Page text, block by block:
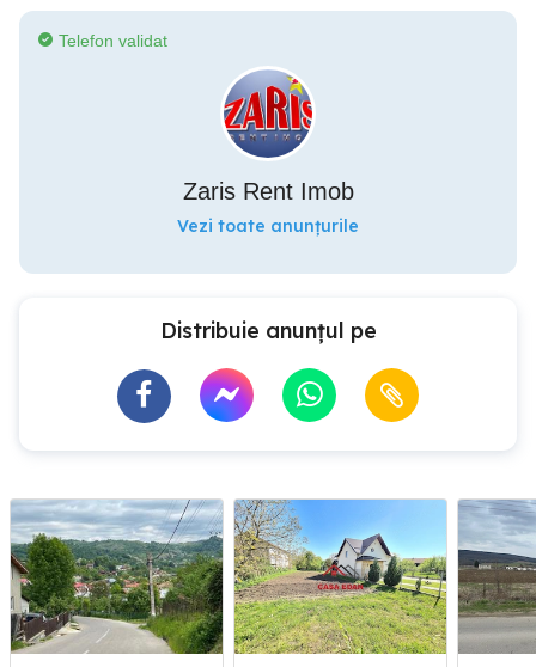
Telefon validat
Zaris Rent Imob
Vezi toate anunțurile
Distribuie anunțul pe